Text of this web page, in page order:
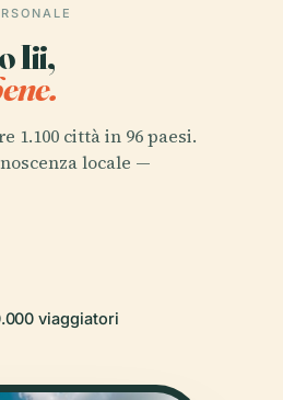
Iii,
1.100 città in 96 paesi.
locale —
viaggiatori